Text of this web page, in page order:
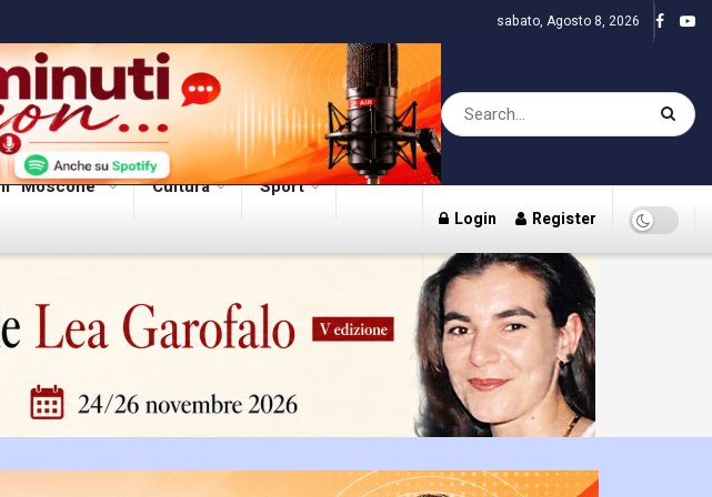
sabato, Agosto 8, 2026
Il “Moscone” Cultura Sport
Login Register